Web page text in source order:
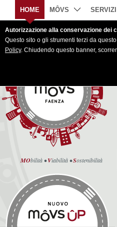
Autorizzazione alla conservazione dei
Questo sito o gli strumenti terzi da
Policy. Chiudendo questo banner,
HOME MÔVS SERVIZI
MObilità •Viabilità •Sostenibilità